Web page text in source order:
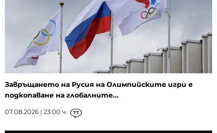
Завръщането на Русия на Олимпийските игри е
подкопаване на глобалните...
07.08.2026 | 23:00 ч. 77